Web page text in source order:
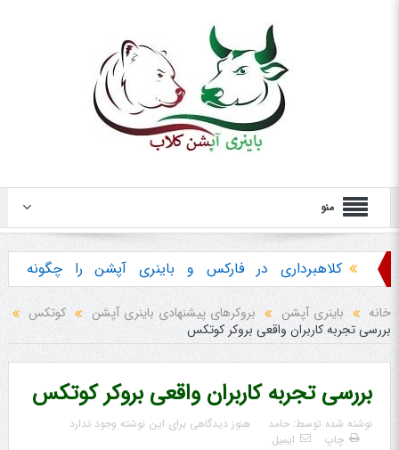
منو
کلاهبرداری در فارکس و باینری آپشن را چگونه
تشخیص دهیم ؟
هشدار در مورد خرید استراتژی ها و پکیج آموزش
باینری آپشن
خانه باینری آپشن بروکرهای پیشنهادی باینری آپشن
کوتکس
بررسی تجربه کاربران واقعی بروکر کوتکس
بررسی تجربه کاربران واقعی بروکر کوتکس
نوشته شده توسط: حامد
هنوز دیدگاهی برای این نوشته وجود ندارد
چاپ
ایمیل